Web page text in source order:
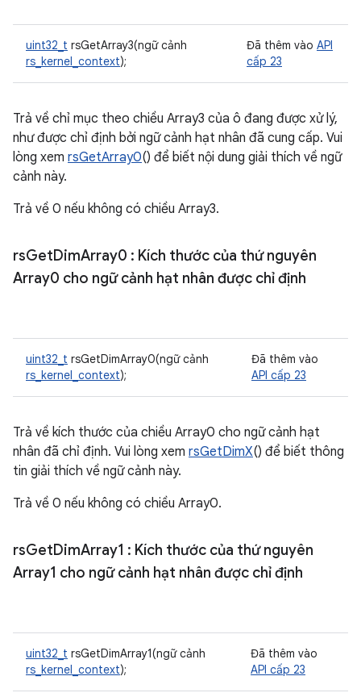
uint32_t rsGetArray3(ngữ cảnh
rs_kernel_context);
Đã thêm vào API
cấp 23
Trả về chỉ mục theo chiều Array3 của ô đang được xử lý,
như được chỉ định bởi ngữ cảnh hạt nhân đã cung cấp. Vui
lòng xem rsGetArray0() để biết nội dung giải thích về ngữ
cảnh này.
Trả về 0 nếu không có chiều Array3.
rsGetDimArray0 : Kích thước của thứ nguyên
Array0 cho ngữ cảnh hạt nhân được chỉ định
uint32_t rsGetDimArray0(ngữ cảnh
rs_kernel_context);
Đã thêm vào
API cấp 23
Trả về kích thước của chiều Array0 cho ngữ cảnh hạt
nhân đã chỉ định. Vui lòng xem rsGetDimX() để biết thông
tin giải thích về ngữ cảnh này.
Trả về 0 nếu không có chiều Array0.
rsGetDimArray1 : Kích thước của thứ nguyên
Array1 cho ngữ cảnh hạt nhân được chỉ định
uint32_t rsGetDimArray1(ngữ cảnh
rs_kernel_context);
Đã thêm vào
API cấp 23